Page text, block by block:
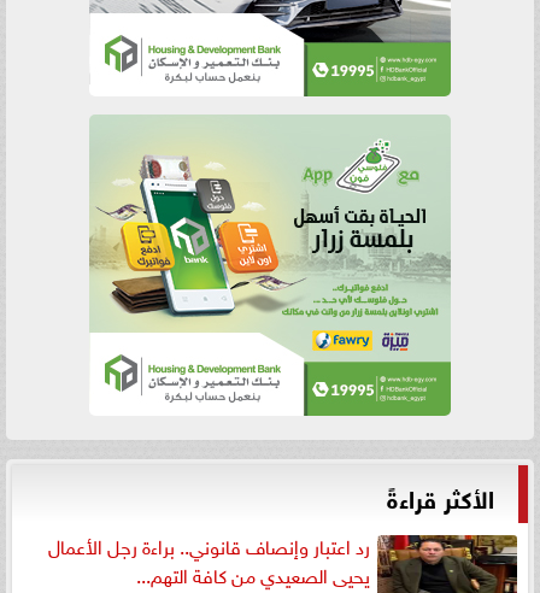
الأكثر قراءةً
رد اعتبار وإنصاف قانوني.. براءة رجل الأعمال
يحيى الصعيدي من كافة التهم...